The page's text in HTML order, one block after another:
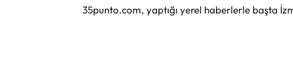
35punto.com, yaptığı yerel haberlerle başta